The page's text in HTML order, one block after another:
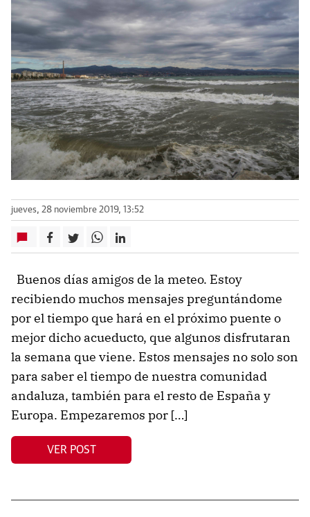
jueves, 28 noviembre 2019, 13:52
Buenos días amigos de la meteo. Estoy
recibiendo muchos mensajes preguntándome
por el tiempo que hará en el próximo puente o
mejor dicho acueducto, que algunos disfrutaran
la semana que viene. Estos mensajes no solo son
para saber el tiempo de nuestra comunidad
andaluza, también para el resto de España y
Europa. Empezaremos por […]
VER POST